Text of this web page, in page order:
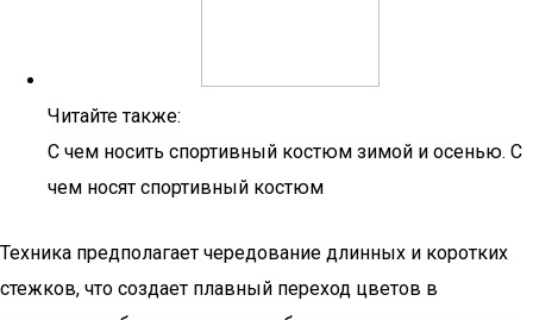
Читайте также:
С чем носить спортивный костюм зимой и осенью. С
чем носят спортивный костюм
Техника предполагает чередование длинных и коротких
стежков, что создает плавный переход цветов в